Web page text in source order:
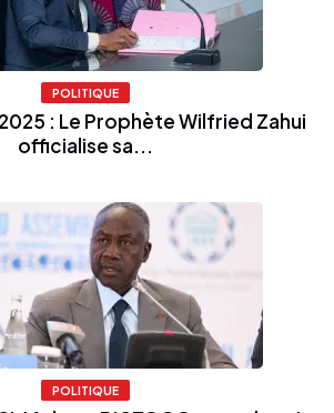
POLITIQUE
: Le Prophète Wilfried Zahui
officialise sa...
POLITIQUE